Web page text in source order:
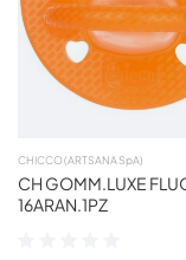
CHICCO (ARTSANA SpA)
CH GOMM.LUXE
16ARAN.1PZ